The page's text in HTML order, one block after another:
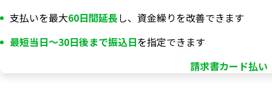
支払いを最大60日間延長し、資金繰りを改善できます
最短当日〜30日後まで振込日を指定できます
請求書カード払い